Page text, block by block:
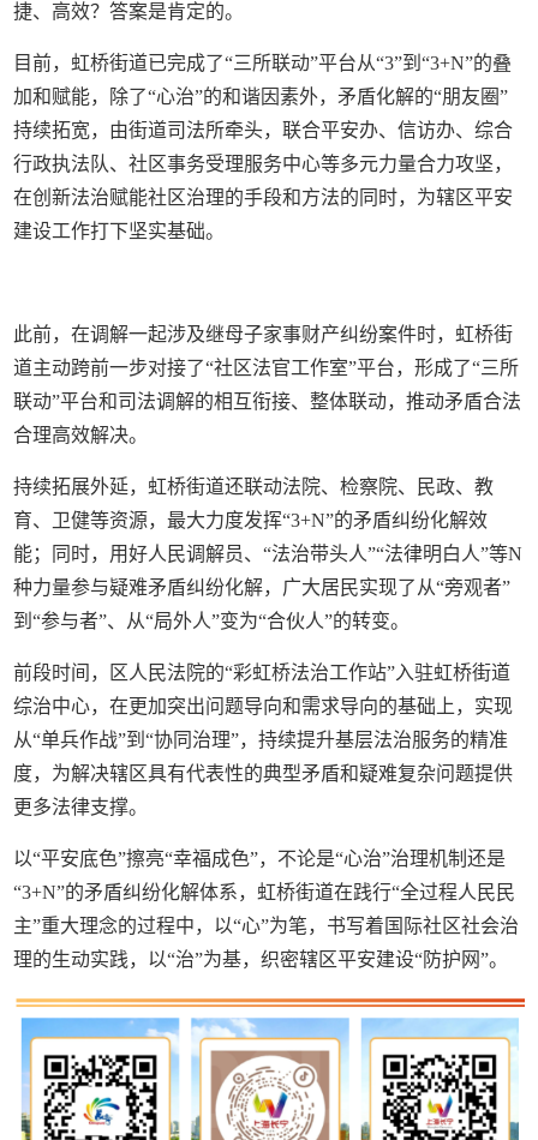
捷、高效？答案是肯定的。
目前，虹桥街道已完成了“三所联动”平台从“3”到“3+N”的叠
加和赋能，除了“心治”的和谐因素外，矛盾化解的“朋友圈”
持续拓宽，由街道司法所牵头，联合平安办、信访办、综合
行政执法队、社区事务受理服务中心等多元力量合力攻坚，
在创新法治赋能社区治理的手段和方法的同时，为辖区平安
建设工作打下坚实基础。
此前，在调解一起涉及继母子家事财产纠纷案件时，虹桥街
道主动跨前一步对接了“社区法官工作室”平台，形成了“三所
联动”平台和司法调解的相互衔接、整体联动，推动矛盾合法
合理高效解决。
持续拓展外延，虹桥街道还联动法院、检察院、民政、教
育、卫健等资源，最大力度发挥“3+N”的矛盾纠纷化解效
能；同时，用好人民调解员、“法治带头人”“法律明白人”等N
种力量参与疑难矛盾纠纷化解，广大居民实现了从“旁观者”
到“参与者”、从“局外人”变为“合伙人”的转变。
前段时间，区人民法院的“彩虹桥法治工作站”入驻虹桥街道
综治中心，在更加突出问题导向和需求导向的基础上，实现
从“单兵作战”到“协同治理”，持续提升基层法治服务的精准
度，为解决辖区具有代表性的典型矛盾和疑难复杂问题提供
更多法律支撑。
以“平安底色”擦亮“幸福成色”，不论是“心治”治理机制还是
“3+N”的矛盾纠纷化解体系，虹桥街道在践行“全过程人民民
主”重大理念的过程中，以“心”为笔，书写着国际社区社会治
理的生动实践，以“治”为基，织密辖区平安建设“防护网”。